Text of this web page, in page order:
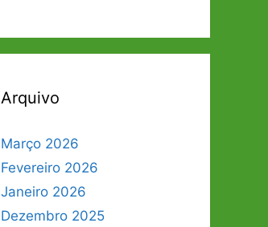
Arquivo
Março 2026
Fevereiro 2026
Janeiro 2026
Dezembro 2025